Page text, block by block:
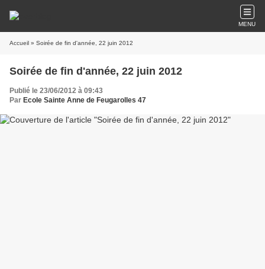
MENU
Accueil » Soirée de fin d'année, 22 juin 2012
Soirée de fin d'année, 22 juin 2012
Publié le 23/06/2012 à 09:43
Par Ecole Sainte Anne de Feugarolles 47